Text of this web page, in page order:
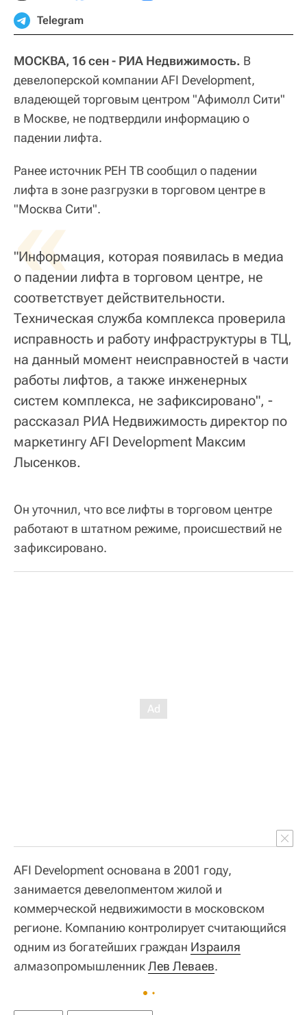
Telegram
МОСКВА, 16 сен - РИА Недвижимость. В
девелоперской компании AFI Development,
владеющей торговым центром "Афимолл Сити"
в Москве, не подтвердили информацию о
падении лифта.
Ранее источник РЕН ТВ сообщил о падении
лифта в зоне разгрузки в торговом центре в
"Москва Сити".
«
"Информация, которая появилась в медиа
о падении лифта в торговом центре, не
соответствует действительности.
Техническая служба комплекса проверила
исправность и работу инфраструктуры в ТЦ,
на данный момент неисправностей в части
работы лифтов, а также инженерных
систем комплекса, не зафиксировано", -
рассказал РИА Недвижимость директор по
маркетингу AFI Development Максим
Лысенков.
Он уточнил, что все лифты в торговом центре
работают в штатном режиме, происшествий не
зафиксировано.
AFI Development основана в 2001 году,
занимается девелопментом жилой и
коммерческой недвижимости в московском
регионе. Компанию контролирует считающийся
одним из богатейших граждан Израиля
алмазопромышленникЛев Леваев.